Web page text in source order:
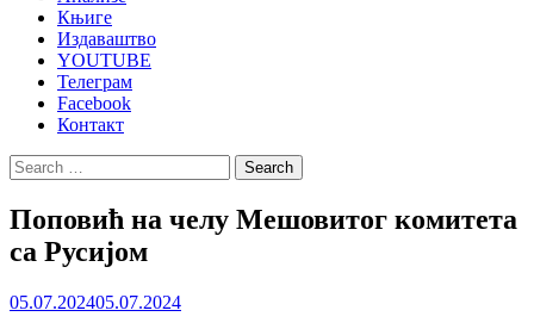
Књиге
Издаваштво
YOUTUBE
Телеграм
Facebook
Контакт
Search
for:
Поповић на челу Мешовитог комитета
са Русијом
05.07.202405.07.2024